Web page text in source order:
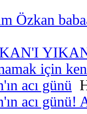
Özkan
için
acı günü
acı günü!